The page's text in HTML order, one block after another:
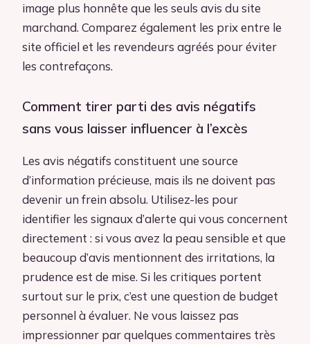
image plus honnête que les seuls avis du site
marchand. Comparez également les prix entre le
site officiel et les revendeurs agréés pour éviter
les contrefaçons.
Comment tirer parti des avis négatifs
sans vous laisser influencer à l’excès
Les avis négatifs constituent une source
d’information précieuse, mais ils ne doivent pas
devenir un frein absolu. Utilisez-les pour
identifier les signaux d’alerte qui vous concernent
directement : si vous avez la peau sensible et que
beaucoup d’avis mentionnent des irritations, la
prudence est de mise. Si les critiques portent
surtout sur le prix, c’est une question de budget
personnel à évaluer. Ne vous laissez pas
impressionner par quelques commentaires très